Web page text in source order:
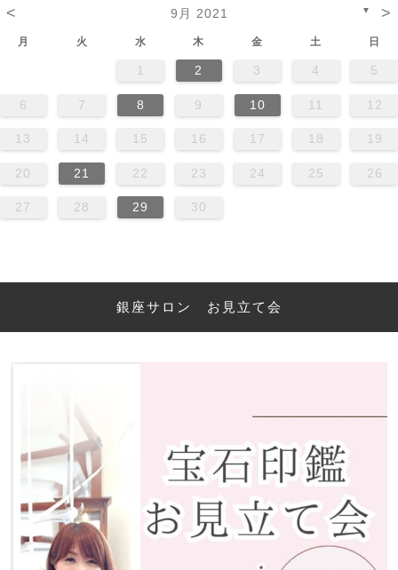
< 9月 2021 ▼ >
月 火 水 木 金 土 日
1 2 3 4 5
6 7 8 9 10 11 12
13 14 15 16 17 18 19
20 21 22 23 24 25 26
27 28 29 30
銀座サロン お見立て会